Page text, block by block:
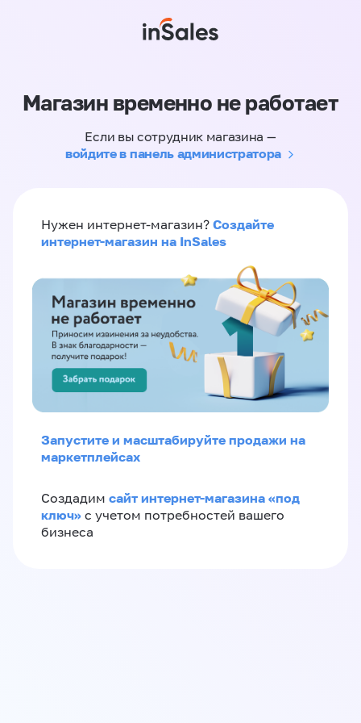
Магазин временно не работает
Если вы сотрудник магазина —
войдите в панель администратора
Нужен интернет-магазин? Создайте
интернет-магазин на InSales
Запустите и масштабируйте продажи на
маркетплейсах
Создадим сайт интернет-магазина «под
ключ» с учетом потребностей вашего
бизнеса